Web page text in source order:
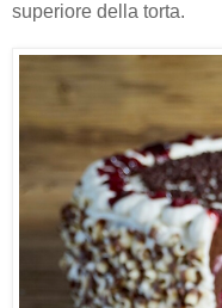
superiore della torta.